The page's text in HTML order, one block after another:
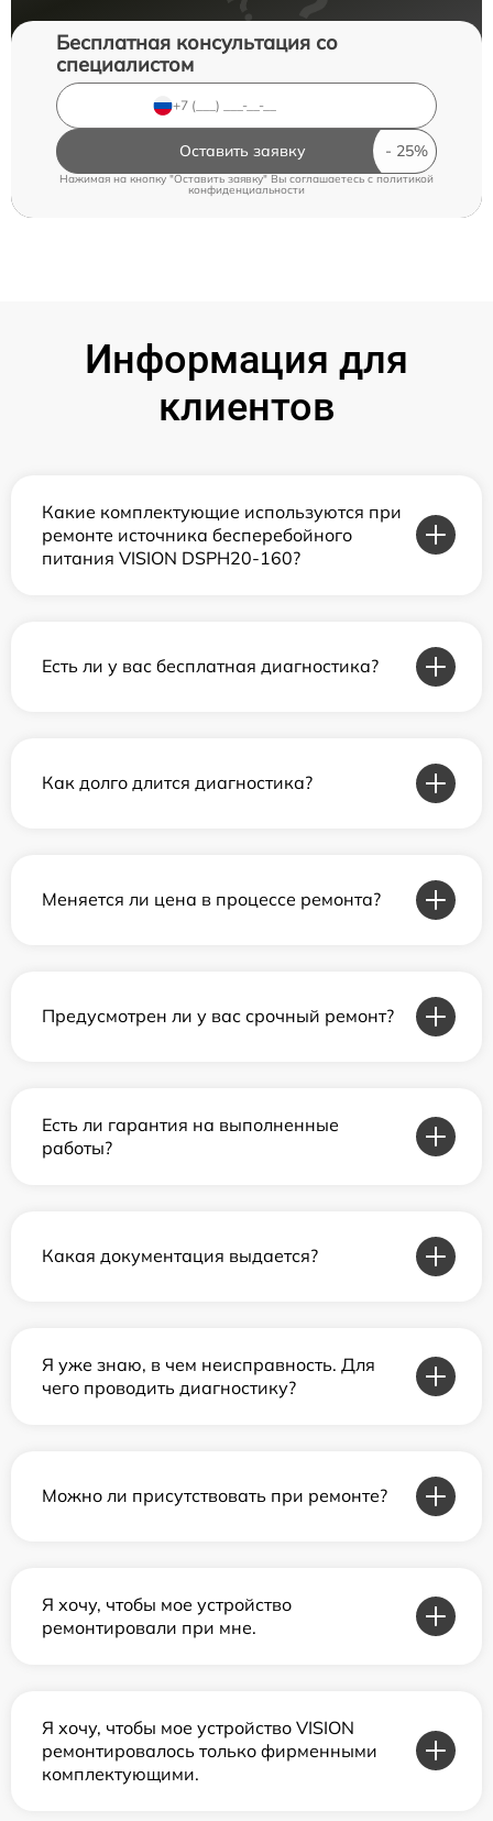
Бесплатная консультация со
специалистом
Оставить заявку
Нажимая на кнопку "Оставить заявку" Вы соглашаетесь cполитикой
конфиденциальности
Информация для
клиентов
Какие комплектующие используются при
ремонте источника бесперебойного
питания VISION DSPH20-160?
Есть ли у вас бесплатная диагностика?
Как долго длится диагностика?
Меняется ли цена в процессе ремонта?
Предусмотрен ли у вас срочный ремонт?
Есть ли гарантия на выполненные
работы?
Какая документация выдается?
Я уже знаю, в чем неисправность. Для
чего проводить диагностику?
Можно ли присутствовать при ремонте?
Я хочу, чтобы мое устройство
ремонтировали при мне.
Я хочу, чтобы мое устройство VISION
ремонтировалось только фирменными
комплектующими.